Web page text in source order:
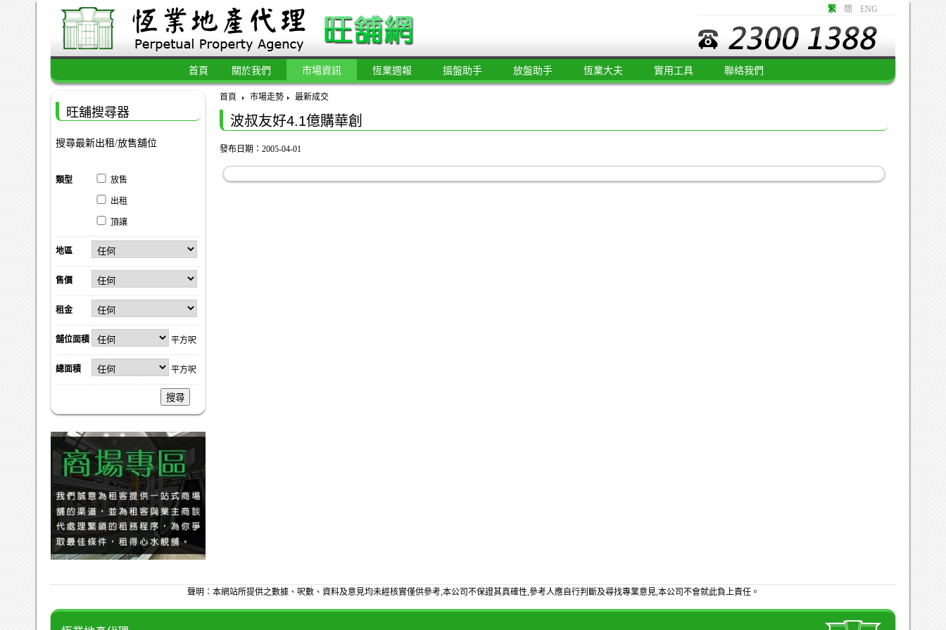
繁 簡 ENG
首頁 關於我們 市場資訊 恆業週報 搵盤助手 放盤助手 恆業大夫 實用工具 聯絡我們
首頁 市場走勢 最新成交
波叔友好4.1億購華創
發布日期：2005-04-01
旺舖搜尋器
搜尋最新出租/放售舖位
類型 放售
出租
頂讓
地區
售價
租金
舖位面積 平方呎
總面積 平方呎
搜尋
聲明：本網站所提供之數據、呎數、資料及意見均未經核實僅供參考,本公司不保證其真確性,參考人應自行判斷及尋找專業意見,本公司不會就此負上責任。